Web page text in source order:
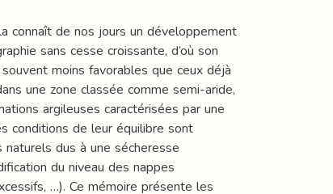
connaît de nos jours un développement
sans cesse croissante, d’où son
moins favorables que ceux déjà
une zone classée comme semi-aride,
argileuses caractérisées par une
conditions de leur équilibre sont
dus à une sécheresse
du niveau des nappes
…). Ce mémoire présente les